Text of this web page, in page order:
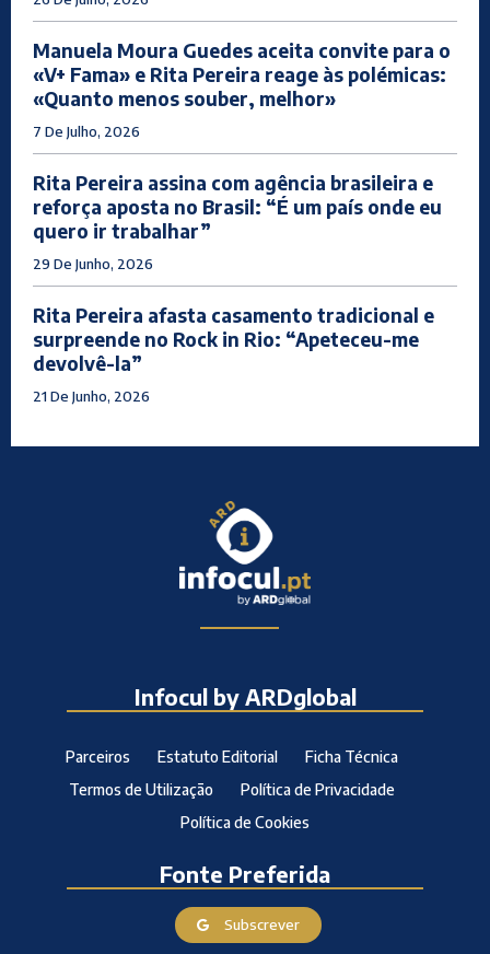
Manuela Moura Guedes aceita convite para o
«V+ Fama» e Rita Pereira reage às polémicas:
«Quanto menos souber, melhor»
7 De Julho, 2026
Rita Pereira assina com agência brasileira e
reforça aposta no Brasil: “É um país onde eu
quero ir trabalhar”
29 De Junho, 2026
Rita Pereira afasta casamento tradicional e
surpreende no Rock in Rio: “Apeteceu-me
devolvê-la”
21 De Junho, 2026
Infocul by ARDglobal
Parceiros Estatuto Editorial
Ficha Técnica
Termos de Utilização
Política de Privacidade
Política de Cookies
Fonte Preferida
Subscrever